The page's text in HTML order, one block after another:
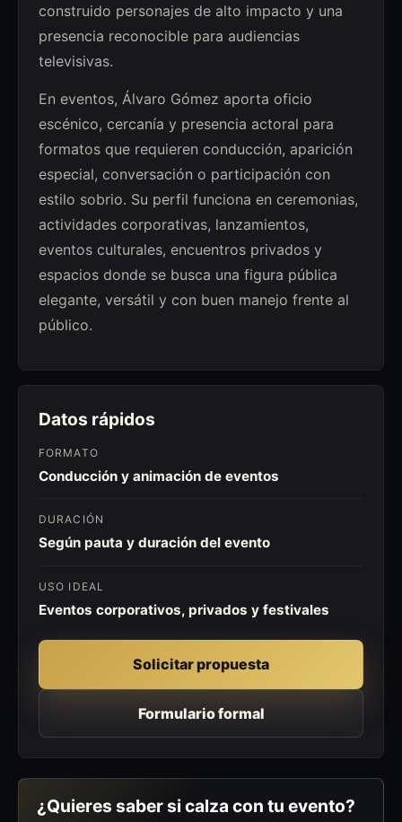
construido personajes de alto impacto y una
presencia reconocible para audiencias
televisivas.
En eventos, Álvaro Gómez aporta oficio
escénico, cercanía y presencia actoral para
formatos que requieren conducción, aparición
especial, conversación o participación con
estilo sobrio. Su perfil funciona en ceremonias,
actividades corporativas, lanzamientos,
eventos culturales, encuentros privados y
espacios donde se busca una figura pública
elegante, versátil y con buen manejo frente al
público.
Datos rápidos
FORMATO
Conducción y animación de eventos
DURACIÓN
Según pauta y duración del evento
USO IDEAL
Eventos corporativos, privados y festivales
Solicitar propuesta
Formulario formal
¿Quieres saber si calza con tu evento?